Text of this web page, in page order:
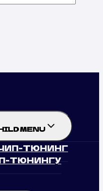
MENU
ЧИП-ТЮНИНГ
ТЮНИНГУ